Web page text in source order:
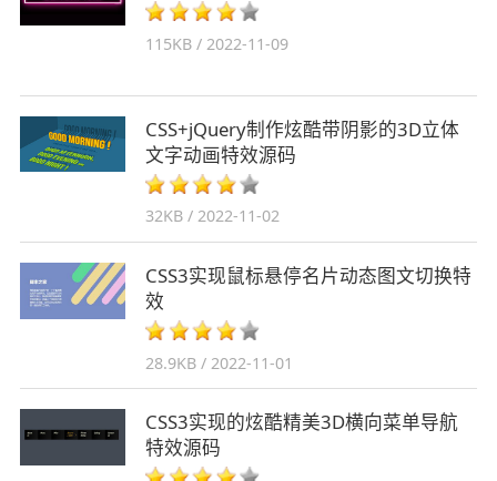
115KB / 2022-11-09
CSS+jQuery制作炫酷带阴影的3D立体
文字动画特效源码
32KB / 2022-11-02
CSS3实现鼠标悬停名片动态图文切换特
效
28.9KB / 2022-11-01
CSS3实现的炫酷精美3D横向菜单导航
特效源码